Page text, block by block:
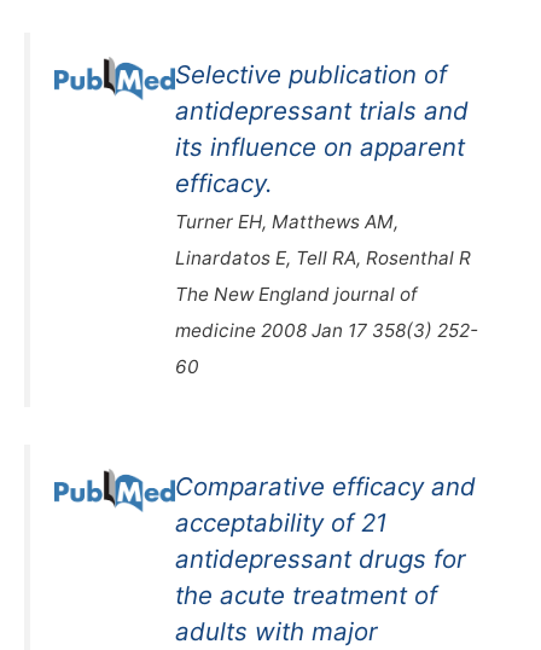
Selective publication of
antidepressant trials and
its influence on apparent
efficacy.
Turner EH, Matthews AM,
Linardatos E, Tell RA, Rosenthal R
The New England journal of
medicine 2008 Jan 17 358(3) 252-
60
Comparative efficacy and
acceptability of 21
antidepressant drugs for
the acute treatment of
adults with major